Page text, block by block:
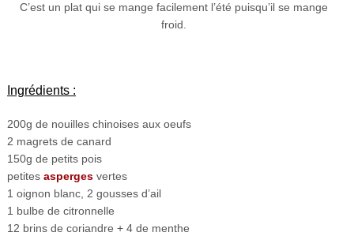
C’est un plat qui se mange facilement l’été puisqu’il se mange
froid.
Ingrédients :
200g de nouilles chinoises aux oeufs
2 magrets de canard
150g de petits pois
petites aspergesvertes
1 oignon blanc, 2 gousses d’ail
1 bulbe de citronnelle
12 brins de coriandre + 4 de menthe